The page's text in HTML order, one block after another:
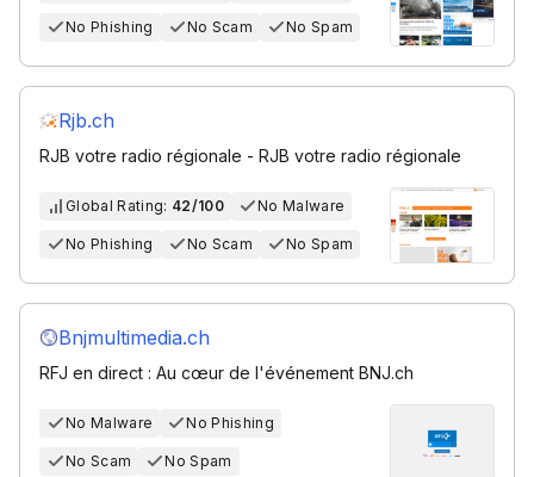
No Phishing No Scam No Spam
Rjb.ch
RJB votre radio régionale - RJB votre radio régionale
Global Rating: 42/100 No Malware
No Phishing No Scam No Spam
Bnjmultimedia.ch
RFJ en direct : Au cœur de l'événement BNJ.ch
No Malware No Phishing
No Scam No Spam